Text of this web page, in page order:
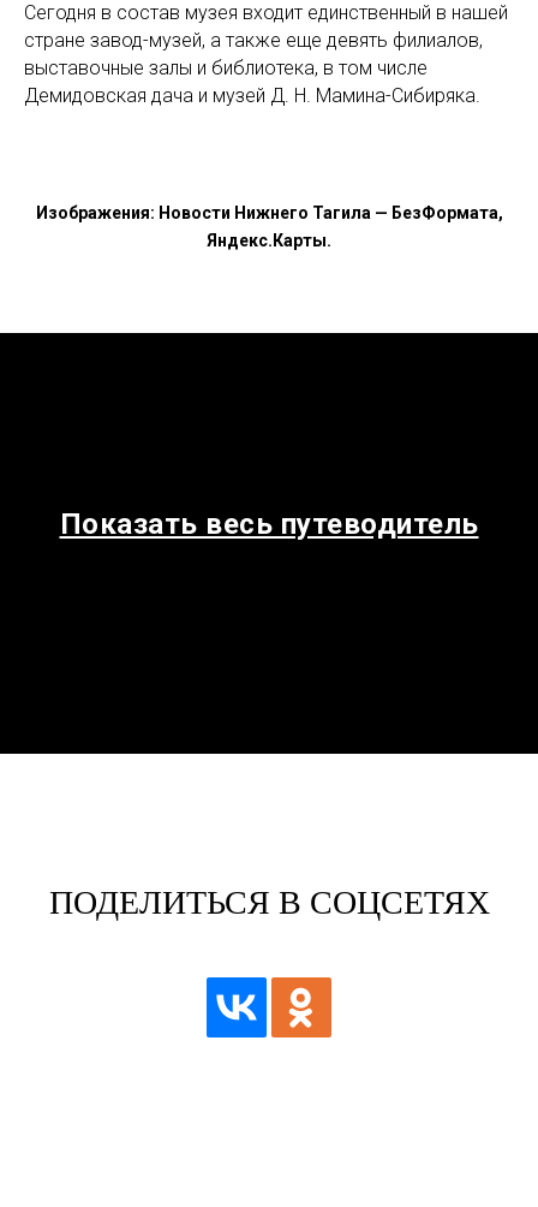
Сегодня в состав музея входит единственный в нашей
стране завод-музей, а также еще девять филиалов,
выставочные залы и библиотека, в том числе
Демидовская дача и музей Д. Н. Мамина-Сибиряка.
Изображения: Новости Нижнего Тагила — БезФормата,
Яндекс.Карты.
Показать весь путеводитель
ПОДЕЛИТЬСЯ В СОЦСЕТЯХ